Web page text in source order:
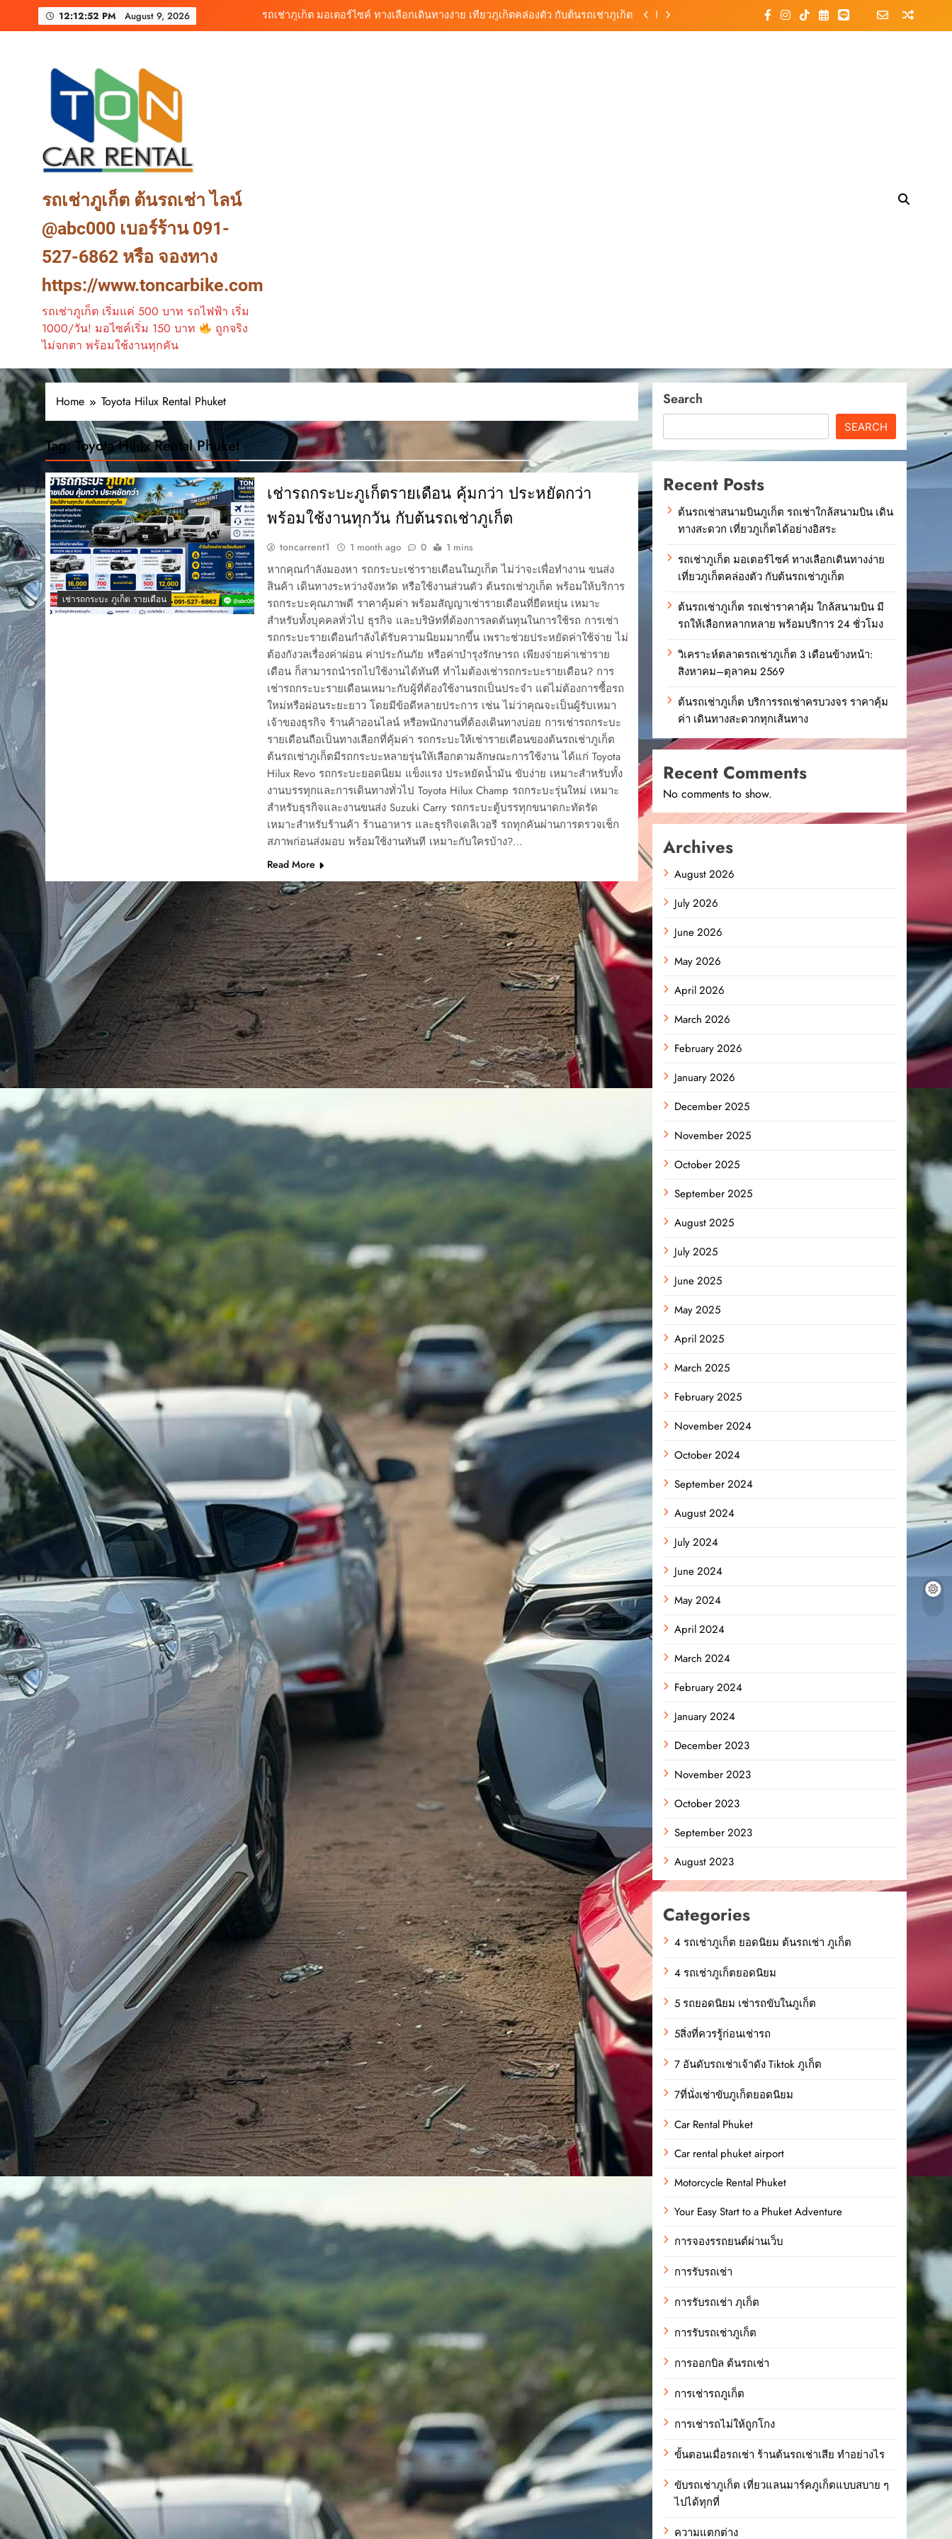
12:12:54 PM August 9, 2026
ต้นรถเช่าภูเก็ต รถเช่าราคาคุ้ม ใกล้สนามบิน มีรถให้เลือกหลากหลาย พร้อมบริการ 24 ชั่วโมง
รถเช่าภูเก็ต ต้นรถเช่า ไลน์
@abc000 เบอร์ร้าน 091-
527-6862 หรือ จองทาง
https://www.toncarbike.com
รถเช่าภูเก็ต เริ่มแค่ 500 บาท รถไฟฟ้า เริ่ม
1000/วัน! มอไซค์เริ่ม 150 บาท
ถูกจริง
ไม่จกตา พร้อมใช้งานทุกคัน
Home Toyota Hilux Rental Phuket
Tag:Toyota Hilux Rental Phuket
เช่ารถกระบะ ภูเก็ต รายเดือน
เช่ารถกระบะภูเก็ตรายเดือน คุ้มกว่า ประหยัดกว่า
พร้อมใช้งานทุกวัน กับต้นรถเช่าภูเก็ต
toncarrent1 1 month ago 0 1 mins
หากคุณกำลังมองหา รถกระบะเช่ารายเดือนในภูเก็ต ไม่ว่าจะเพื่อทำงาน ขนส่ง
สินค้า เดินทางระหว่างจังหวัด หรือใช้งานส่วนตัว ต้นรถเช่าภูเก็ต พร้อมให้บริการ
รถกระบะคุณภาพดี ราคาคุ้มค่า พร้อมสัญญาเช่ารายเดือนที่ยืดหยุ่น เหมาะ
สำหรับทั้งบุคคลทั่วไป ธุรกิจ และบริษัทที่ต้องการลดต้นทุนในการใช้รถ การเช่า
รถกระบะรายเดือนกำลังได้รับความนิยมมากขึ้น เพราะช่วยประหยัดค่าใช้จ่าย ไม่
ต้องกังวลเรื่องค่าผ่อน ค่าประกันภัย หรือค่าบำรุงรักษารถ เพียงจ่ายค่าเช่าราย
เดือน ก็สามารถนำรถไปใช้งานได้ทันที ทำไมต้องเช่ารถกระบะรายเดือน? การ
เช่ารถกระบะรายเดือนเหมาะกับผู้ที่ต้องใช้งานรถเป็นประจำ แต่ไม่ต้องการซื้อรถ
ใหม่หรือผ่อนระยะยาว โดยมีข้อดีหลายประการ เช่น ไม่ว่าคุณจะเป็นผู้รับเหมา
เจ้าของธุรกิจ ร้านค้าออนไลน์ หรือพนักงานที่ต้องเดินทางบ่อย การเช่ารถกระบะ
รายเดือนถือเป็นทางเลือกที่คุ้มค่า รถกระบะให้เช่ารายเดือนของต้นรถเช่าภูเก็ต
ต้นรถเช่าภูเก็ตมีรถกระบะหลายรุ่นให้เลือกตามลักษณะการใช้งาน ได้แก่ Toyota
Hilux Revo รถกระบะยอดนิยม แข็งแรง ประหยัดน้ำมัน ขับง่าย เหมาะสำหรับทั้ง
งานบรรทุกและการเดินทางทั่วไป Toyota Hilux Champ รถกระบะรุ่นใหม่ เหมาะ
สำหรับธุรกิจและงานขนส่ง Suzuki Carry รถกระบะตู้บรรทุกขนาดกะทัดรัด
เหมาะสำหรับร้านค้า ร้านอาหาร และธุรกิจเดลิเวอรี รถทุกคันผ่านการตรวจเช็ก
สภาพก่อนส่งมอบ พร้อมใช้งานทันที เหมาะกับใครบ้าง?…
Read More
Search
SEARCH
Recent Posts
ต้นรถเช่าสนามบินภูเก็ต รถเช่าใกล้สนามบิน เดิน
ทางสะดวก เที่ยวภูเก็ตได้อย่างอิสระ
รถเช่าภูเก็ต มอเตอร์ไซค์ ทางเลือกเดินทางง่าย
เที่ยวภูเก็ตคล่องตัว กับต้นรถเช่าภูเก็ต
ต้นรถเช่าภูเก็ต รถเช่าราคาคุ้ม ใกล้สนามบิน มี
รถให้เลือกหลากหลาย พร้อมบริการ 24 ชั่วโมง
วิเคราะห์ตลาดรถเช่าภูเก็ต 3 เดือนข้างหน้า:
สิงหาคม–ตุลาคม 2569
ต้นรถเช่าภูเก็ต บริการรถเช่าครบวงจร ราคาคุ้ม
ค่า เดินทางสะดวกทุกเส้นทาง
Recent Comments
No comments to show.
Archives
August 2026
July 2026
June 2026
May 2026
April 2026
March 2026
February 2026
January 2026
December 2025
November 2025
October 2025
September 2025
August 2025
July 2025
June 2025
May 2025
April 2025
March 2025
February 2025
November 2024
October 2024
September 2024
August 2024
July 2024
June 2024
May 2024
April 2024
March 2024
February 2024
January 2024
December 2023
November 2023
October 2023
September 2023
August 2023
Categories
4 รถเช่าภูเก็ต ยอดนิยม ต้นรถเช่า ภูเก็ต
4 รถเช่าภูเก็ตยอดนิยม
5 รถยอดนิยม เช่ารถขับในภูเก็ต
5สิ่งที่ควรรู้ก่อนเช่ารถ
7 อันดับรถเช่าเจ้าดัง Tiktok ภูเก็ต
7ที่นั่งเช่าขับภูเก็ตยอดนิยม
Car Rental Phuket
Car rental phuket airport
Motorcycle Rental Phuket
Your Easy Start to a Phuket Adventure
การจองรรถยนต์ผ่านเว็บ
การรับรถเช่า
การรับรถเช่า ภุเก็ต
การรับรถเช่าภูเก็ต
การออกบิล ต้นรถเช่า
การเช่ารถภูเก็ต
การเช่ารถไม่ให้ถูกโกง
ขั้นตอนเมื่อรถเช่า ร้านต้นรถเช่าเสีย ทำอย่างไร
ขับรถเช่าภูเก็ต เที่ยวแลนมาร์คภูเก็ตแบบสบาย ๆ
ไปได้ทุกที่
ความแตกต่าง